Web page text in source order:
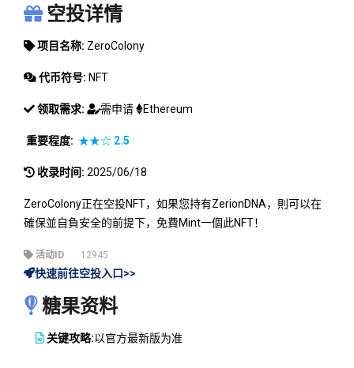
空投详情
项目名称: ZeroColony
代币符号: NFT
领取需求: 需申请 Ethereum
重要程度: ★★☆ 2.5
收录时间: 2025/06/18
ZeroColony正在空投NFT，如果您持有ZerionDNA，則可以在
確保並自負安全的前提下，免費Mint一個此NFT！
活动ID 12945
快速前往空投入口>>
糖果资料
关键攻略:以官方最新版为准